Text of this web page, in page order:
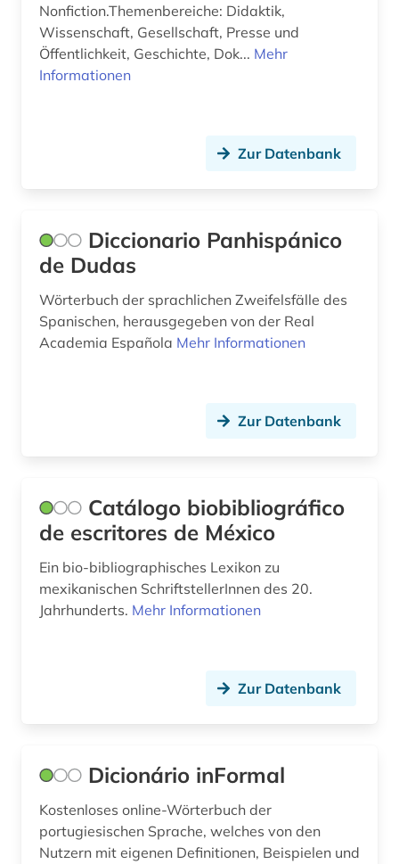
rezension (1)
ricardo reis (1)
romanistik (5)
romanistin (1)
russisch (1)
sage (1)
schriftsteller (3)
sozialwissenschaften (1)
spanien (17)
sprachunterricht (1)
sprachwissenschaft (26)
stilistik (1)
Nonfiction.Themenbereiche: Didaktik,
Wissenschaft, Gesellschaft, Presse und
Öffentlichkeit, Geschichte, Dok... Mehr
Informationen
Zur Datenbank
Diccionario Panhispánico
de Dudas
Wörterbuch der sprachlichen Zweifelsfälle des
Spanischen, herausgegeben von der Real
Academia Española Mehr Informationen
Zur Datenbank
Catálogo biobibliográfico
de escritores de México
Ein bio-bibliographisches Lexikon zu
mexikanischen SchriftstellerInnen des 20.
Jahrhunderts. Mehr Informationen
Zur Datenbank
Dicionário inFormal
Kostenloses online-Wörterbuch der
portugiesischen Sprache, welches von den
Nutzern mit eigenen Definitionen, Beispielen und